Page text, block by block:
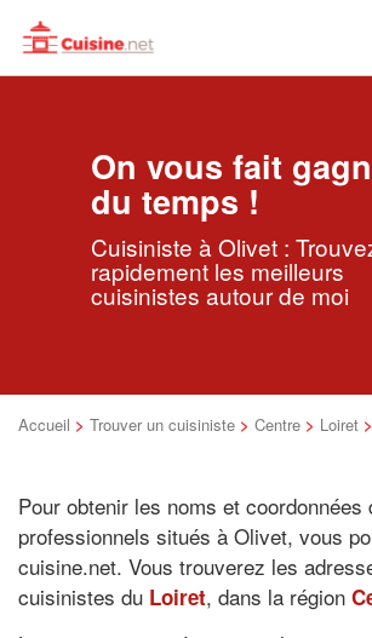
On vous fait
du temps !
Cuisiniste à Olivet :
rapidement les meilleurs
cuisinistes autour de moi
Accueil > Trouver un cuisiniste > Centre > Loiret >
Pour obtenir les noms et coordonnées
professionnels situés à Olivet, vous
cuisine.net. Vous trouverez les
cuisinistes du Loiret, dans la région